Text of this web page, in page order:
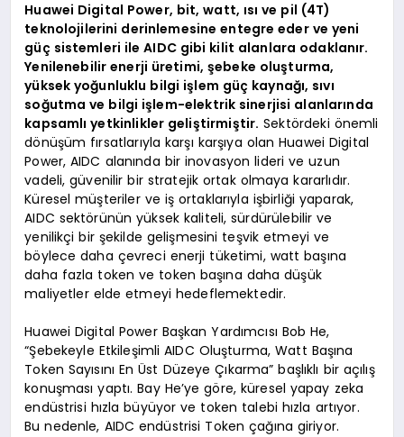
Huawei Digital Power, bit, watt, ısı ve pil (4T)
teknolojilerini derinlemesine entegre eder ve yeni
güç sistemleri ile AIDC gibi kilit alanlara odaklanır.
Yenilenebilir enerji üretimi, şebeke oluşturma,
yüksek yoğunluklu bilgi işlem güç kaynağı, sıvı
soğutma ve bilgi işlem-elektrik sinerjisi alanlarında
kapsamlı yetkinlikler geliştirmiştir. Sektördeki önemli
dönüşüm fırsatlarıyla karşı karşıya olan Huawei Digital
Power, AIDC alanında bir inovasyon lideri ve uzun
vadeli, güvenilir bir stratejik ortak olmaya kararlıdır.
Küresel müşteriler ve iş ortaklarıyla işbirliği yaparak,
AIDC sektörünün yüksek kaliteli, sürdürülebilir ve
yenilikçi bir şekilde gelişmesini teşvik etmeyi ve
böylece daha çevreci enerji tüketimi, watt başına
daha fazla token ve token başına daha düşük
maliyetler elde etmeyi hedeflemektedir.
Huawei Digital Power Başkan Yardımcısı Bob He,
“Şebekeyle Etkileşimli AIDC Oluşturma, Watt Başına
Token Sayısını En Üst Düzeye Çıkarma” başlıklı bir açılış
konuşması yaptı. Bay He’ye göre, küresel yapay zeka
endüstrisi hızla büyüyor ve token talebi hızla artıyor.
Bu nedenle, AIDC endüstrisi Token çağına giriyor.